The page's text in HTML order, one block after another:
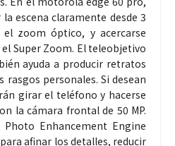
escena claramente desde 3
zoom óptico, y acercarse
Super Zoom. El teleobjetivo
ayuda a producir retratos
rasgos personales. Si desean
girar el teléfono y hacerse
la cámara frontal de 50 MP.
Enhancement Engine
afinar los detalles, reducir